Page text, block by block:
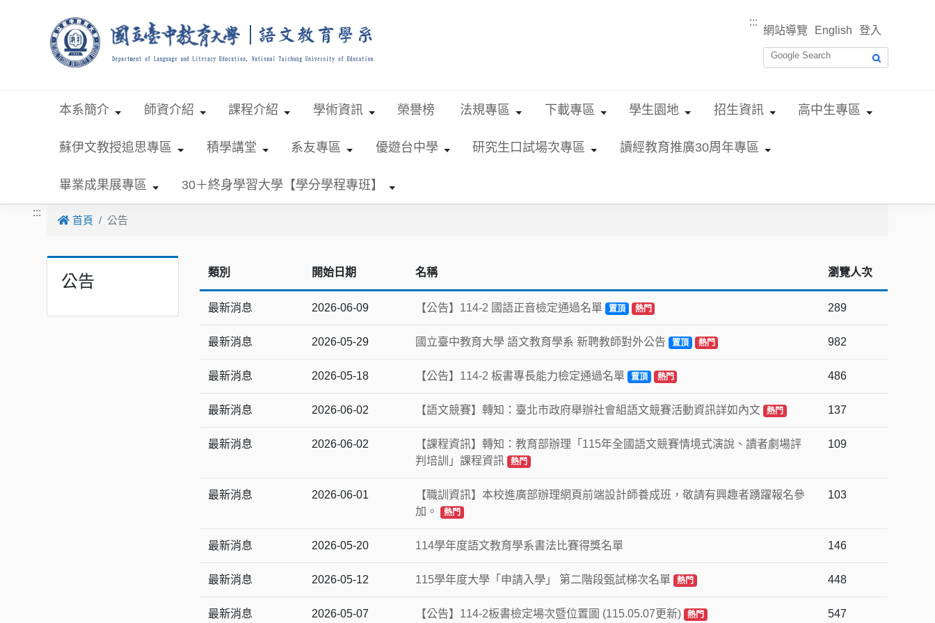
:::
網站導覽 English 登入
本系簡介 師資介紹 課程介紹 學術資訊 榮譽榜 法規專區 下載專區 學生園地 招生資訊 高中生專區
蘇伊文教授追思專區 積學講堂 系友專區 優遊台中學 研究生口試場次專區 讀經教育推廣30周年專區
畢業成果展專區 30＋終身學習大學【學分學程專班】
:::
首頁 公告
公告 類別 開始日期 名稱 瀏覽人次
最新消息 2026-06-09 【公告】114-2 國語正音檢定通過名單 置頂 熱門 289
最新消息 2026-05-29 國立臺中教育大學 語文教育學系 新聘教師對外公告 置頂 熱門 982
最新消息 2026-05-18 【公告】114-2 板書專長能力檢定通過名單 置頂 熱門 486
最新消息 2026-06-02 【語文競賽】轉知：臺北市政府舉辦社會組語文競賽活動資訊詳如內文 熱門 137
最新消息 2026-06-02
【課程資訊】轉知：教育部辦理「115年全國語文競賽情境式演說、讀者劇場評
判培訓」課程資訊 熱門
109
最新消息 2026-06-01
【職訓資訊】本校進廣部辦理網頁前端設計師養成班，敬請有興趣者踴躍報名參
加。 熱門
103
最新消息 2026-05-20 114學年度語文教育學系書法比賽得獎名單 146
最新消息 2026-05-12 115學年度大學「申請入學」 第二階段甄試梯次名單 熱門 448
最新消息 2026-05-07 【公告】114-2板書檢定場次暨位置圖 (115.05.07更新) 熱門 547